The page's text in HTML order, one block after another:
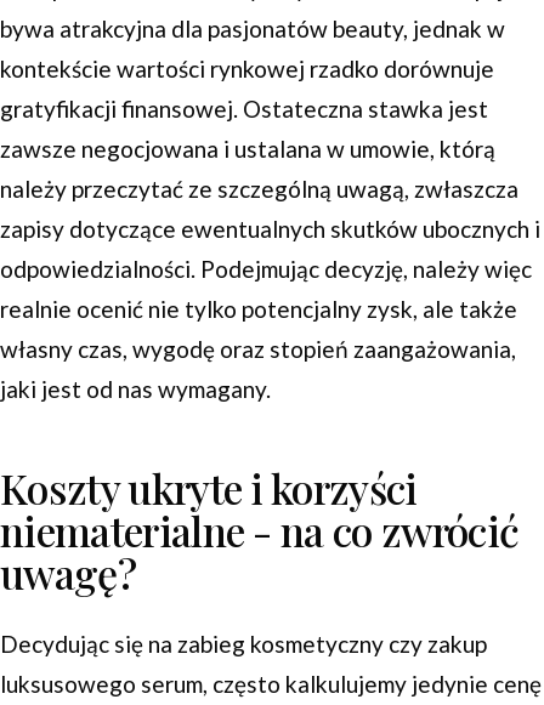
bywa atrakcyjna dla pasjonatów beauty, jednak w
kontekście wartości rynkowej rzadko dorównuje
gratyfikacji finansowej. Ostateczna stawka jest
zawsze negocjowana i ustalana w umowie, którą
należy przeczytać ze szczególną uwagą, zwłaszcza
zapisy dotyczące ewentualnych skutków ubocznych i
odpowiedzialności. Podejmując decyzję, należy więc
realnie ocenić nie tylko potencjalny zysk, ale także
własny czas, wygodę oraz stopień zaangażowania,
jaki jest od nas wymagany.
Koszty ukryte i korzyści
niematerialne - na co zwrócić
uwagę?
Decydując się na zabieg kosmetyczny czy zakup
luksusowego serum, często kalkulujemy jedynie cenę